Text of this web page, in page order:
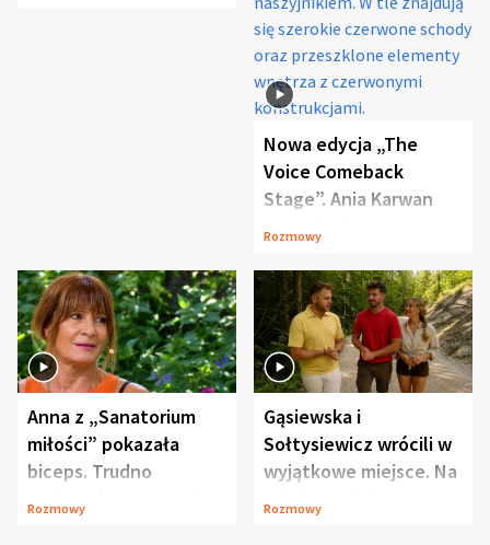
Nowa edycja „The
Voice Comeback
Stage”. Ania Karwan
zapowiada
Rozmowy
Anna z „Sanatorium
miłości” pokazała
biceps. Trudno
uwierzyć, co przeszła
Rozmowy
Gąsiewska i
Sołtysiewicz wrócili w
wyjątkowe miejsce. Na
szlaku czekał
Rozmowy